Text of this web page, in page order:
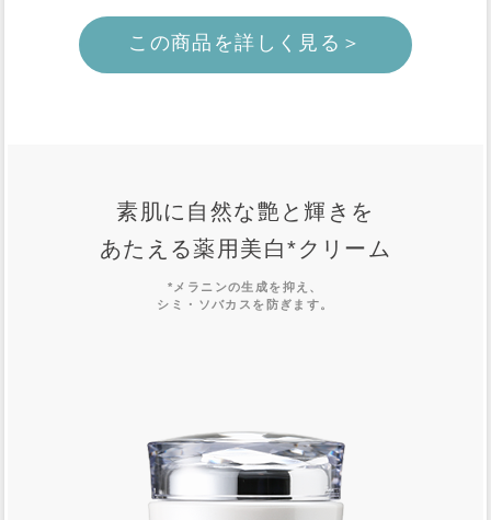
この商品を詳しく見る＞
素肌に自然な艶と輝きを
あたえる薬用美白*クリーム
*メラニンの生成を抑え、
シミ・ソバカスを防ぎます。